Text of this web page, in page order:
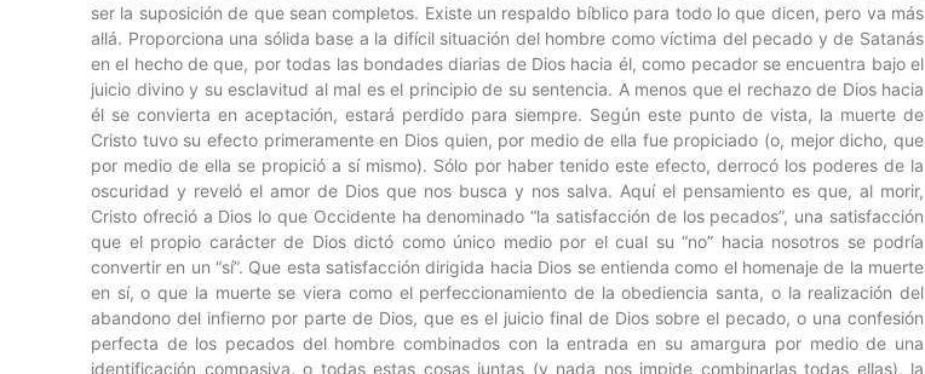
ser la suposición de que sean completos. Existe un respaldo bíblico para todo lo que dicen, pero va más
allá. Proporciona una sólida base a la difícil situación del hombre como víctima del pecado y de Satanás
en el hecho de que, por todas las bondades diarias de Dios hacia él, como pecador se encuentra bajo el
juicio divino y su esclavitud al mal es el principio de su sentencia. A menos que el rechazo de Dios hacia
él se convierta en aceptación, estará perdido para siempre. Según este punto de vista, la muerte de
Cristo tuvo su efecto primeramente en Dios quien, por medio de ella fue propiciado (o, mejor dicho, que
por medio de ella se propició a sí mismo). Sólo por haber tenido este efecto, derrocó los poderes de la
oscuridad y reveló el amor de Dios que nos busca y nos salva. Aquí el pensamiento es que, al morir,
Cristo ofreció a Dios lo que Occidente ha denominado “la satisfacción de los pecados”, una satisfacción
que el propio carácter de Dios dictó como único medio por el cual su “no” hacia nosotros se podría
convertir en un “sí”. Que esta satisfacción dirigida hacia Dios se entienda como el homenaje de la muerte
en sí, o que la muerte se viera como el perfeccionamiento de la obediencia santa, o la realización del
abandono del infierno por parte de Dios, que es el juicio final de Dios sobre el pecado, o una confesión
perfecta de los pecados del hombre combinados con la entrada en su amargura por medio de una
identificación compasiva, o todas estas cosas juntas (y nada nos impide combinarlas todas ellas), la